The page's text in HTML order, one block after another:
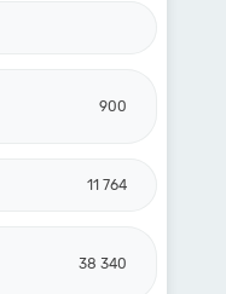
900
11 764
38 340